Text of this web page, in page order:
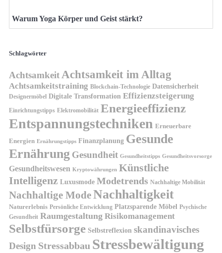
Warum Yoga Körper und Geist stärkt?
Schlagwörter
AchtsamkeitAchtsamkeit im Alltag
Achtsamkeitstraining Blockchain-Technologie Datensicherheit
Designermöbel Digitale Transformation Effizienzsteigerung
Einrichtungstipps Elektromobilität Energieeffizienz
Entspannungstechniken Erneuerbare
Energien Ernährungstipps Finanzplanung Gesunde
Ernährung Gesundheit Gesundheitstipps Gesundheitsvorsorge
Gesundheitswesen Kryptowährungen Künstliche
Intelligenz Luxusmode Modetrends Nachhaltige Mobilität
Nachhaltige ModeNachhaltigkeit
Naturerlebnis Persönliche Entwicklung Platzsparende Möbel Psychische
Gesundheit Raumgestaltung Risikomanagement
Selbstfürsorge Selbstreflexion skandinavisches
Design Stressabbau Stressbewältigung